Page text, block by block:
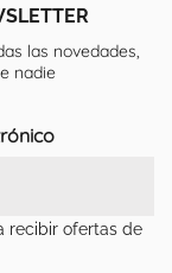
las novedades,
nadie
recibir ofertas de